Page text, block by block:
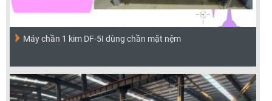
Máy chần 1 kim DF-5I dùng chần mặt nệm